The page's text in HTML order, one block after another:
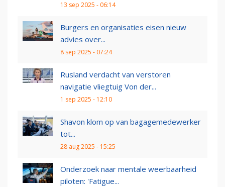
13 sep 2025 - 06:14
Burgers en organisaties eisen nieuw
advies over...
8 sep 2025 - 07:24
Rusland verdacht van verstoren
navigatie vliegtuig Von der...
1 sep 2025 - 12:10
Shavon klom op van bagagemedewerker
tot...
28 aug 2025 - 15:25
Onderzoek naar mentale weerbaarheid
piloten: 'Fatigue...